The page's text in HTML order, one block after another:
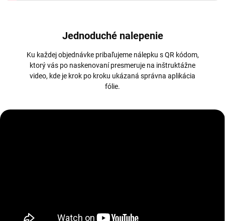
Jednoduché nalepenie
Ku každej objednávke pribaľujeme nálepku s QR kódom,
ktorý vás po naskenovaní presmeruje na inštruktážne
video, kde je krok po kroku ukázaná správna aplikácia
fólie.